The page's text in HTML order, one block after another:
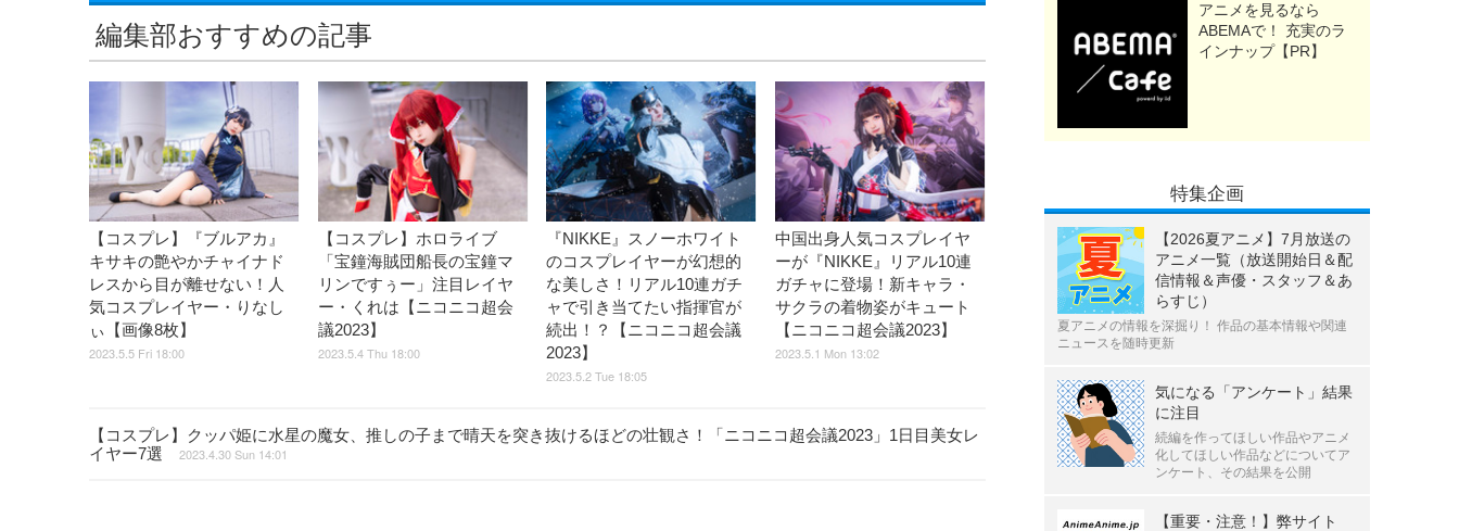
編集部おすすめの記事
【コスプレ】『ブルアカ』
キサキの艶やかチャイナド
レスから目が離せない！人
気コスプレイヤー・りなし
ぃ【画像8枚】
2023.5.5 Fri 18:00
【コスプレ】ホロライブ
「宝鐘海賊団船長の宝鐘マ
リンですぅー」注目レイヤ
ー・くれは【ニコニコ超会
議2023】
2023.5.4 Thu 18:00
『NIKKE』スノーホワイト
のコスプレイヤーが幻想的
な美しさ！リアル10連ガチ
ャで引き当てたい指揮官が
続出！？【ニコニコ超会議
2023】
2023.5.2 Tue 18:05
中国出身人気コスプレイヤ
ーが『NIKKE』リアル10連
ガチャに登場！新キャラ・
サクラの着物姿がキュート
【ニコニコ超会議2023】
2023.5.1 Mon 13:02
【コスプレ】クッパ姫に水星の魔女、推しの子まで晴天を突き抜けるほどの壮観さ！「ニコニコ超会議2023」1日目美女レ
イヤー7選
2023.4.30 Sun 14:01
アニメを見るなら
ABEMAで！ 充実のラ
インナップ【PR】
特集企画
【2026夏アニメ】7月放送の
アニメ一覧（放送開始日＆配
信情報＆声優・スタッフ＆あ
らすじ）
夏アニメの情報を深掘り！ 作品の基本情報や関連
ニュースを随時更新
気になる「アンケート」結果
に注目
続編を作ってほしい作品やアニメ
化してほしい作品などについてア
ンケート、その結果を公開
【重要・注意！】弊サイト